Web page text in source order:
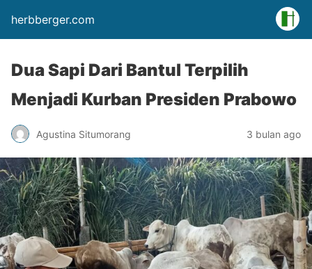
herbberger.com
Dua Sapi Dari Bantul Terpilih
Menjadi Kurban Presiden Prabowo
Agustina Situmorang 3 bulan ago